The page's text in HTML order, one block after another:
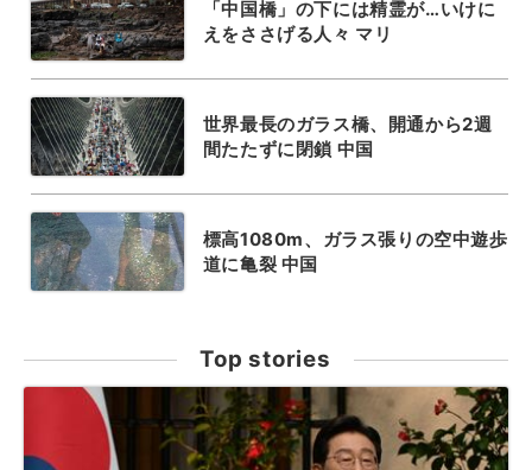
「中国橋」の下には精霊が…いけに
えをささげる人々 マリ
世界最長のガラス橋、開通から2週
間たたずに閉鎖 中国
標高1080m、ガラス張りの空中遊歩
道に亀裂 中国
Top stories